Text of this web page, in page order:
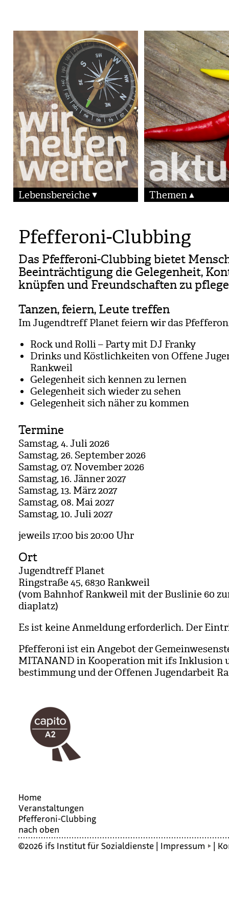
Lebensbereiche Themen
Pfefferoni-Clubbing
Das Pfef­fe­roni-Club­bing bie­tet
Beein­träch­ti­gung die Gele­gen­heit,
knüp­fen und Freund­schaf­ten zu
Tanzen, feiern, Leute treffen
Im Jugend­treff Pla­net fei­ern wir das
Rock und Rolli – Party mit DJ Franky
Drinks und Köst­lich­kei­ten von Offene
Rank­weil
Gele­gen­heit sich ken­nen zu ler­nen
Gele­gen­heit sich wie­der zu sehen
Gele­gen­heit sich näher zu kom­men
Termine
Sams­tag, 4. Juli 2026
Sams­tag, 26. Sep­tem­ber 2026
Sams­tag, 07. Novem­ber 2026
Sams­tag, 16. Jän­ner 2027
Sams­tag, 13. März 2027
Sams­tag, 08. Mai 2027
Sams­tag, 10. Juli 2027
jeweils 17:00 bis 20:00 Uhr
Ort
Jugend­treff Pla­net
Ring­straße 45, 6830 Rank­weil
(vom Bahn­hof Rank­weil mit der Bus­li­nie 60
di­a­platz)
Es ist keine Anmel­dung erfor­der­lich. Der
Pfef­fe­roni ist ein Ange­bot der
MITANAND in Koope­ra­tion mit ifs Inklu­sion
be­stim­mung und der Offe­nen Jugend­ar­beit
Home
Veranstaltungen
Pfef­fe­roni-Club­bing
nach oben
©2026 ifs Institut für Sozialdienste | Impressum